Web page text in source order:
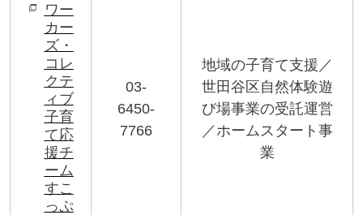
ワー
カー
ズ・
コレ
クテ
ィブ
子育
て応
援チ
ーム
すこ
っぷ
03-
6450-
7766
地域の子育て支援／
世田谷区自然体験遊
び場事業の受託運営
／ホームスタート事
業